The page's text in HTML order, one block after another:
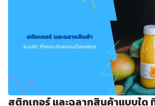
สติกเกอร์ และฉลากสินค้าแบบใด